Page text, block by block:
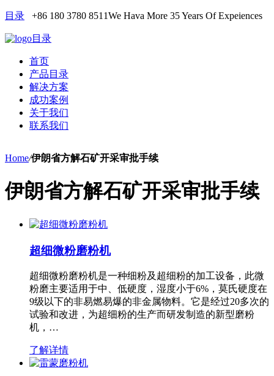
目录 +86 180 3780 8511We Hava More 35 Years Of Expeiences
目录
首页
产品目录
解决方案
成功案例
关于我们
联系我们
Home/伊朗省方解石矿开采审批手续
伊朗省方解石矿开采审批手续
超细微粉磨粉机
超细微粉磨粉机是一种细粉及超细粉的加工设备，此微
粉磨主要适用于中、低硬度，湿度小于6%，莫氏硬度在
9级以下的非易燃易爆的非金属物料。它是经过20多次的
试验和改进，为超细粉的生产而研发制造的新型磨粉
机，…
了解详情